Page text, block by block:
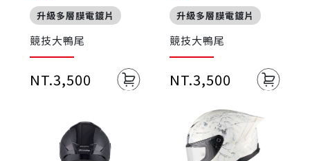
升級多層膜電鍍片
競技大鴨尾
NT.3,500
升級多層膜電鍍片
競技大鴨尾
NT.3,500